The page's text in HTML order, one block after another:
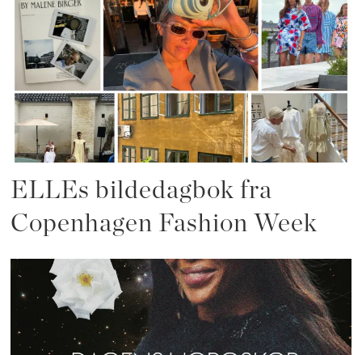
ELLEs bildedagbok fra
Copenhagen Fashion Week